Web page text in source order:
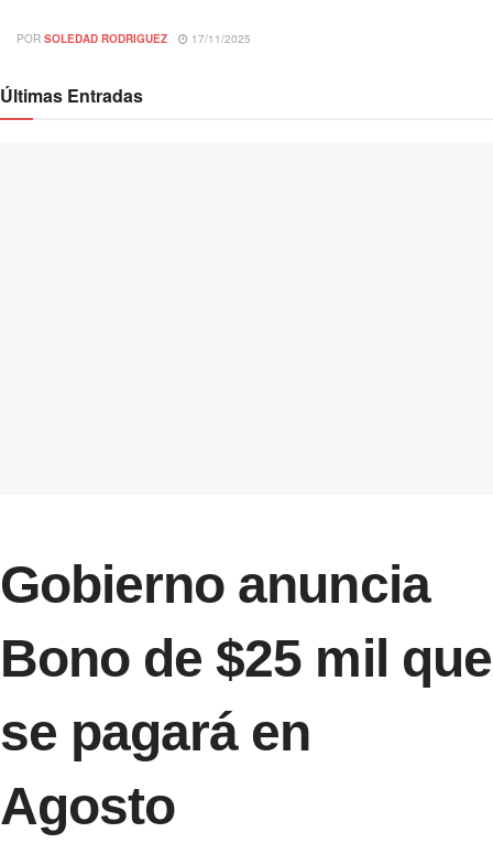
POR SOLEDAD RODRIGUEZ 17/11/2025
Últimas Entradas
Gobierno anuncia
Bono de $25 mil que
se pagará en
Agosto